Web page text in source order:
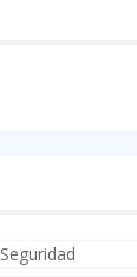
Seguridad